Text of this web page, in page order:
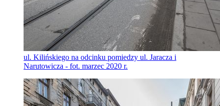
ul. Kilińskiego na odcinku pomiedzy ul. Jaracza i
Narutowicza - fot. marzec 2020 r.